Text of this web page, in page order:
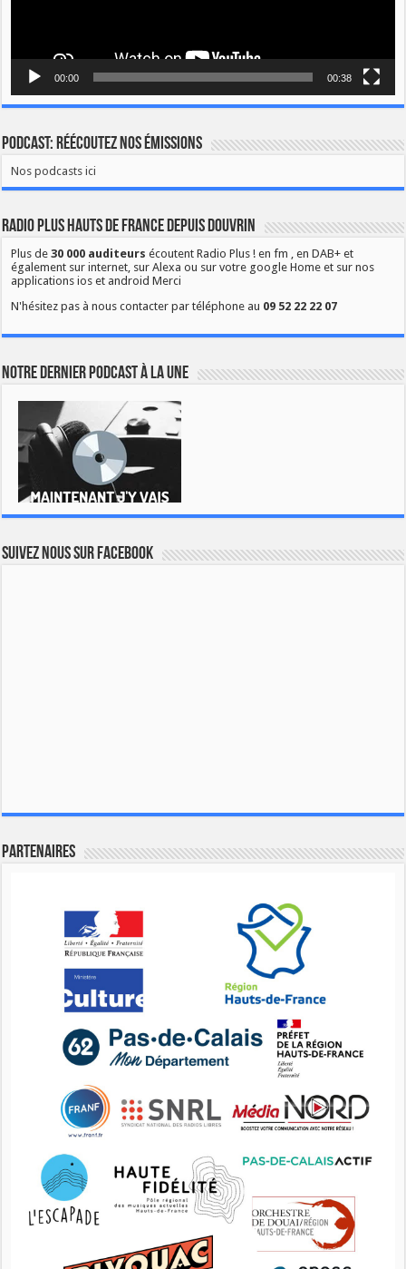
00:00 00:38
Podcast: Réécoutez nos émissions
Nos podcasts ici
Radio Plus Hauts de France depuis Douvrin
Plus de30 000 auditeurs écoutent Radio Plus ! en fm , en DAB+ et
également sur internet, sur Alexa ou sur votre google Home et sur nos
applications ios et android Merci
N'hésitez pas à nous contacter par téléphone au 09 52 22 22 07
Notre dernier podcast à la une
Suivez nous sur Facebook
Partenaires